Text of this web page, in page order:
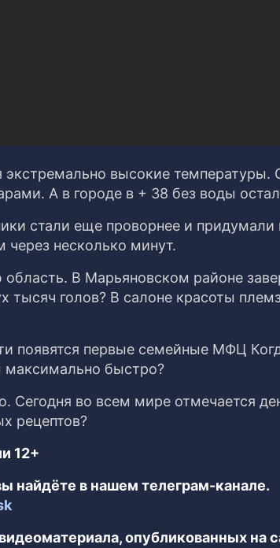
экстремально высокие
А в городе в + 38 без воды
стали еще проворнее и
через несколько минут.
область. В Марьяновском районе
тысяч голов? В салоне красоты
появятся первые семейные МФЦ
максимально быстро?
Сегодня во всем мире отмечается
рецептов?
12+
найдёте в нашем телеграм-канале.
опубликованных на